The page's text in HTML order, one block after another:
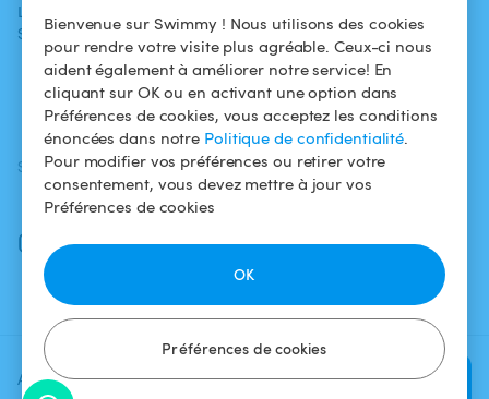
Bienvenue sur Swimmy ! Nous utilisons des cookies
pour rendre votre visite plus agréable. Ceux-ci nous
aident également à améliorer notre service! En
cliquant sur OK ou en activant une option dans
Préférences de cookies, vous acceptez les conditions
énoncées dans notre Politique de confidentialité.
Pour modifier vos préférences ou retirer votre
consentement, vous devez mettre à jour vos
Préférences de cookies
Préférences de cookies
OK
Ajoutez une date et un créneau
Vérifier la
L'aventure
Swimmy
Louer ma piscine
Comment ça
marche ?
confidentialité
Mentions légales
SUIVEZ-NOUS
Facebook
Instagram
TÉLÉCHARGEZ L'APP